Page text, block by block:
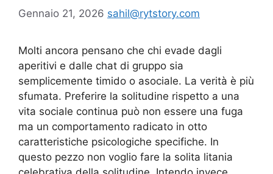
Gennaio 21, 2026 sahil@rytstory.com
Molti ancora pensano che chi evade dagli
aperitivi e dalle chat di gruppo sia
semplicemente timido o asociale. La verità è più
sfumata. Preferire la solitudine rispetto a una
vita sociale continua può non essere una fuga
ma un comportamento radicato in otto
caratteristiche psicologiche specifiche. In
questo pezzo non voglio fare la solita litania